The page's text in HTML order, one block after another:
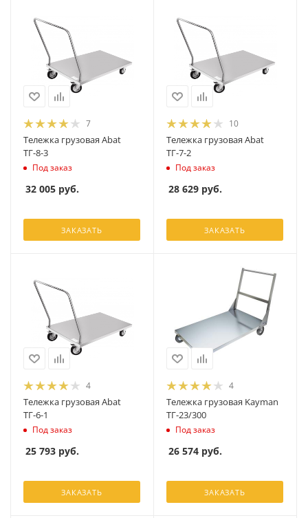
7
Тележка грузовая Abat
ТГ-8-3
Под заказ
32 005 руб.
ЗАКАЗАТЬ
10
Тележка грузовая Abat
ТГ-7-2
Под заказ
28 629 руб.
ЗАКАЗАТЬ
4
Тележка грузовая Abat
ТГ-6-1
Под заказ
25 793 руб.
ЗАКАЗАТЬ
4
Тележка грузовая Kayman
ТГ-23/300
Под заказ
26 574 руб.
ЗАКАЗАТЬ